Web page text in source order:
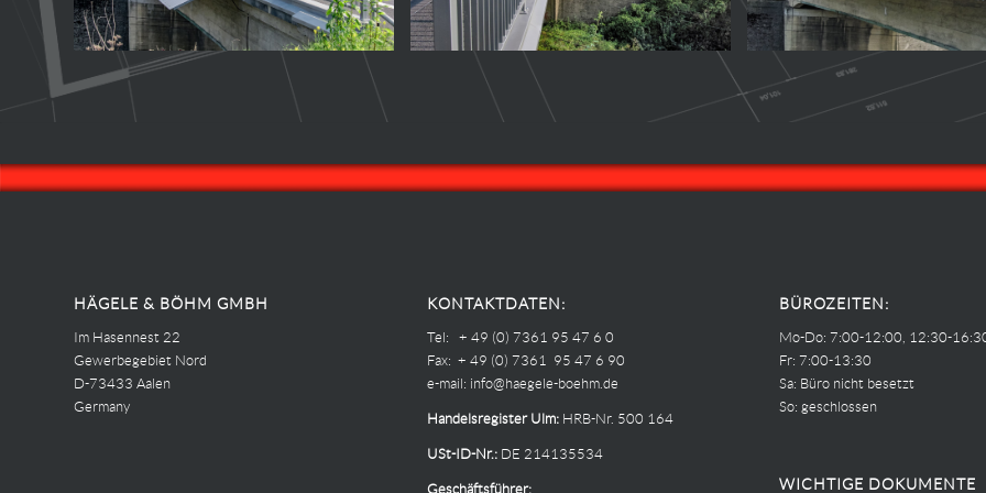
HÄGELE & BÖHM GMBH
Im Hasennest 22
Gewerbegebiet Nord
D-73433 Aalen
Germany
KONTAKTDATEN:
Tel: + 49 (0) 7361 95 47 6 0
Fax: + 49 (0) 7361 95 47 6 90
e-mail: info@haegele-boehm.de
Handelsregister Ulm:HRB-Nr. 500 164
USt-ID-Nr.:DE 214135534
Geschäftsführer:
BÜROZEITEN:
Mo-Do: 7:00-12:00, 12:30-
Fr: 7:00-13:30
Sa: Büro nicht besetzt
So: geschlossen
WICHTIGE DOKUMENTE